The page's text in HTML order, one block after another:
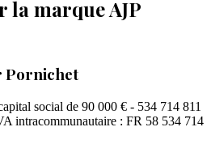
la marque AJP
Pornichet
social de 90 000 € - 534 714 811
intracommunautaire : FR 58 534 714